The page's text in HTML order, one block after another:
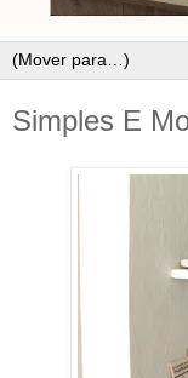
Simples E